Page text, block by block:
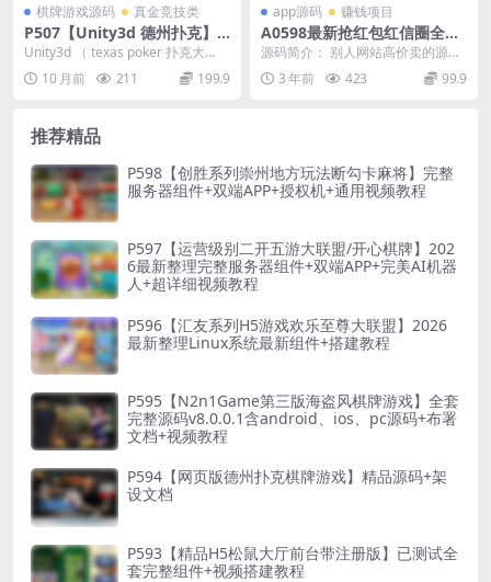
棋牌游戏源码 真金竞技类
P507【Unity3d 德州扑克】
（texas poker）项目源码
Unity3d （ texas poker 扑克大
师）客户端+服务器源码 纯源码...
10 月前 211 199.9
app源码 赚钱项目
A0598最新抢红包红信圈全民
推人脉资源共享平台+详细搭
建教程
源码简介： 别人网站高价卖的源
码，站长在这里免费提供给群会员
研究，加入本站QQ群...
3 年前 423 99.9
推荐精品
P598【创胜系列崇州地方玩法断勾卡麻将】完整
服务器组件+双端APP+授权机+通用视频教程
P597【运营级别二开五游大联盟/开心棋牌】202
6最新整理完整服务器组件+双端APP+完美AI机器
人+超详细视频教程
P596【汇友系列H5游戏欢乐至尊大联盟】2026
最新整理Linux系统最新组件+搭建教程
P595【N2n1Game第三版海盗风棋牌游戏】全套
完整源码v8.0.0.1含android、ios、pc源码+布署
文档+视频教程
P594【网页版德州扑克棋牌游戏】精品源码+架
设文档
P593【精品H5松鼠大厅前台带注册版】已测试全
套完整组件+视频搭建教程